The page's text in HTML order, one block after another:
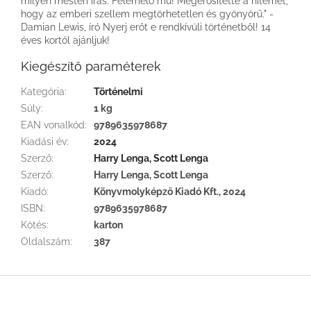
hogy az emberi szellem megtörhetetlen és gyönyörű." -
Damian Lewis, író Nyerj erőt e rendkívüli történetből! 14
éves kortól ajánljuk!
Kiegészítő paraméterek
Kategória:
Történelmi
Súly:
1 kg
EAN vonalkód:
9789635978687
Kiadási év:
2024
Szerző:
Harry Lenga, Scott Lenga
Szerző:
Harry Lenga, Scott Lenga
Kiadó:
Könyvmolyképző Kiadó Kft., 2024
ISBN:
9789635978687
Kötés:
karton
Oldalszám: 387